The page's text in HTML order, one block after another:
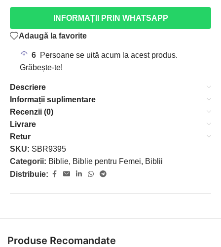
INFORMAȚII PRIN WHATSAPP
Adaugă la favorite
6 Persoane se uită acum la acest produs.
Grăbește-te!
Descriere
Informații suplimentare
Recenzii (0)
Livrare
Retur
SKU: SBR9395
Categorii: Biblie, Biblie pentru Femei, Biblii
Distribuie:
Produse Recomandate